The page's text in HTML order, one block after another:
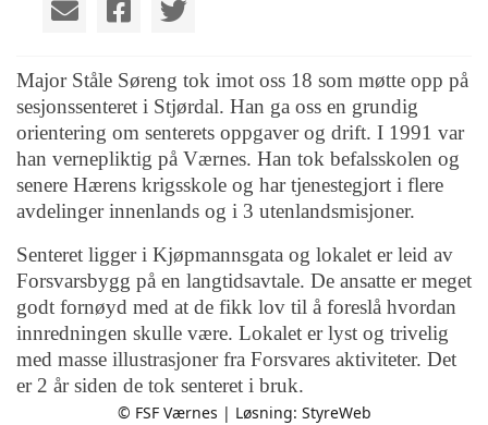
Major Ståle Søreng tok imot oss 18 som møtte opp på
sesjonssenteret i Stjørdal. Han ga oss en grundig
orientering om senterets oppgaver og drift. I 1991 var
han vernepliktig på Værnes. Han tok befalsskolen og
senere Hærens krigsskole og har tjenestegjort i flere
avdelinger innenlands og i 3 utenlandsmisjoner.
Senteret ligger i Kjøpmannsgata og lokalet er leid av
Forsvarsbygg på en langtidsavtale. De ansatte er meget
godt fornøyd med at de fikk lov til å foreslå hvordan
innredningen skulle være. Lokalet er lyst og trivelig
med masse illustrasjoner fra Forsvares aktiviteter. Det
er 2 år siden de tok senteret i bruk.
© FSF Værnes | Løsning: StyreWeb